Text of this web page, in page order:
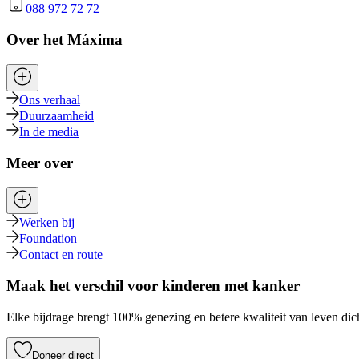
088 972 72 72
Over het Máxima
Ons verhaal
Duurzaamheid
In de media
Meer over
Werken bij
Foundation
Contact en route
Maak het verschil voor kinderen met kanker
Elke bijdrage brengt 100% genezing en betere kwaliteit van leven
Doneer direct